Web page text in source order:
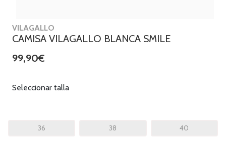
VILAGALLO
CAMISA VILAGALLO BLANCA SMILE
99,90€
Seleccionar talla
36 38 40